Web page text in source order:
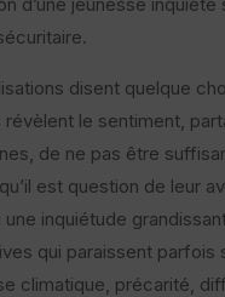
disent quelque
révèlent le sentiment,
de ne pas être
est question de leur
une inquiétude
qui paraissent parfois
climatique, précarité,